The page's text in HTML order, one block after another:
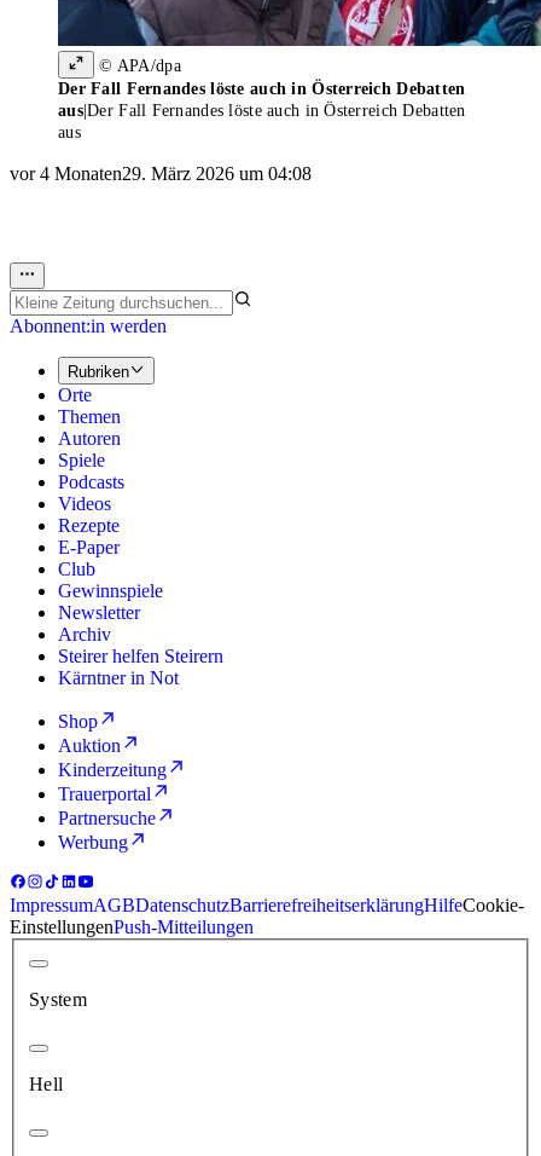
© APA/dpa
Der Fall Fernandes löste auch in Österreich Debatten
aus|Der Fall Fernandes löste auch in Österreich Debatten
aus
vor 4 Monaten29. März 2026 um 04:08
Abonnent:in werden
Rubriken
Orte
Themen
Autoren
Spiele
Podcasts
Videos
Rezepte
E-Paper
Club
Gewinnspiele
Newsletter
Archiv
Steirer helfen Steirern
Kärntner in Not
Shop
Auktion
Kinderzeitung
Trauerportal
Partnersuche
Werbung
ImpressumAGBDatenschutzBarrierefreiheitserklärungHilfeCookie-
EinstellungenPush-Mitteilungen
System
Hell